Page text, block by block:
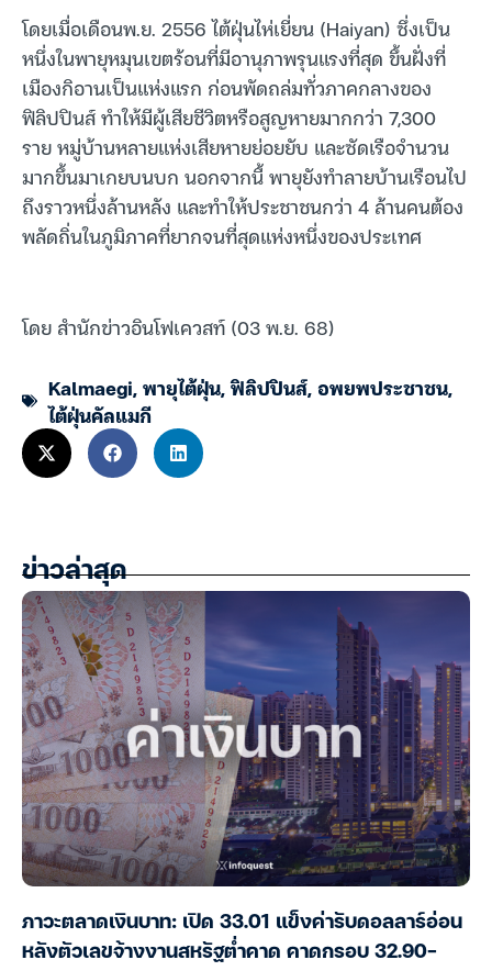
โดยเมื่อเดือนพ.ย. 2556 ไต้ฝุ่นไห่เยี่ยน (Haiyan) ซึ่งเป็น
หนึ่งในพายุหมุนเขตร้อนที่มีอานุภาพรุนแรงที่สุด ขึ้นฝั่งที่
เมืองกิอานเป็นแห่งแรก ก่อนพัดถล่มทั่วภาคกลางของ
ฟิลิปปินส์ ทำให้มีผู้เสียชีวิตหรือสูญหายมากกว่า 7,300
ราย หมู่บ้านหลายแห่งเสียหายย่อยยับ และซัดเรือจำนวน
มากขึ้นมาเกยบนบก นอกจากนี้ พายุยังทำลายบ้านเรือนไป
ถึงราวหนึ่งล้านหลัง และทำให้ประชาชนกว่า 4 ล้านคนต้อง
พลัดถิ่นในภูมิภาคที่ยากจนที่สุดแห่งหนึ่งของประเทศ
โดย สำนักข่าวอินโฟเควสท์ (03 พ.ย. 68)
Kalmaegi,พายุไต้ฝุ่น,ฟิลิปปินส์,อพยพประชาชน,
ไต้ฝุ่นคัลแมกี
ข่าวล่าสุด
ภาวะตลาดเงินบาท: เปิด 33.01 แข็งค่ารับดอลลาร์อ่อน
หลังตัวเลขจ้างงานสหรัฐต่ำคาด คาดกรอบ 32.90-